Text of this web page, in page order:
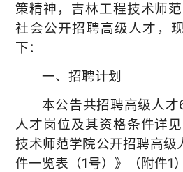
策精神，吉林工程技术师
社会公开招聘高级人才，
下：
一、招聘计划
本公告共招聘高级人
人才岗位及其资格条件详
技术师范学院公开招聘高级
件一览表（1号）》（附件1）